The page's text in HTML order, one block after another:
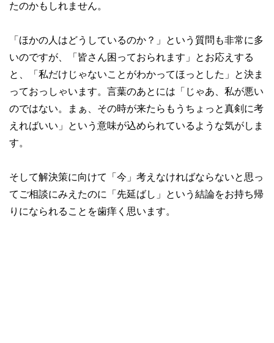
たのかもしれません。
「ほかの人はどうしているのか？」という質問も非常に多
いのですが、「皆さん困っておられます」とお応えする
と、「私だけじゃないことがわかってほっとした」と決ま
っておっしゃいます。言葉のあとには「じゃあ、私が悪い
のではない。まぁ、その時が来たらもうちょっと真剣に考
えればいい」という意味が込められているような気がしま
す。
そして解決策に向けて「今」考えなければならないと思っ
てご相談にみえたのに「先延ばし」という結論をお持ち帰
りになられることを歯痒く思います。